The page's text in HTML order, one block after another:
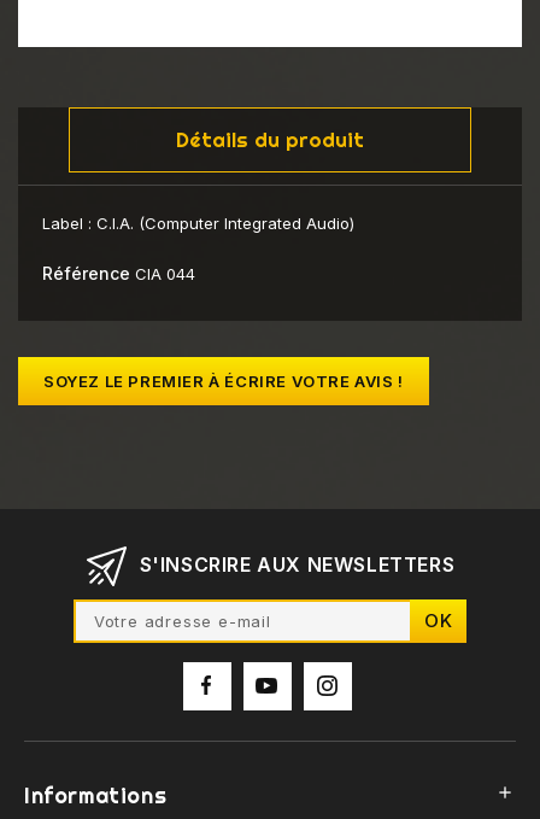
Détails du produit
Label : C.I.A. (Computer Integrated Audio)
Référence CIA 044
SOYEZ LE PREMIER À ÉCRIRE VOTRE AVIS !
S'INSCRIRE AUX NEWSLETTERS
Informations 